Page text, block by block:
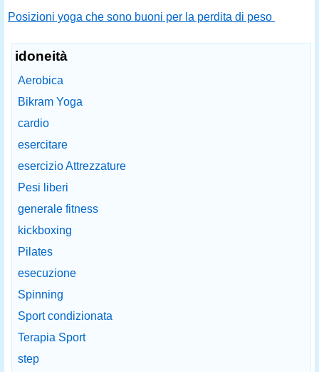
Posizioni yoga che sono buoni per la perdita di peso
idoneità
Aerobica
Bikram Yoga
cardio
esercitare
esercizio Attrezzature
Pesi liberi
generale fitness
kickboxing
Pilates
esecuzione
Spinning
Sport condizionata
Terapia Sport
step